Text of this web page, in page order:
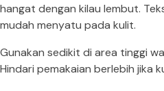
hangat dengan kilau lembut.
mudah menyatu pada kulit.
Gunakan sedikit di area tinggi
Hindari pemakaian berlebih jika